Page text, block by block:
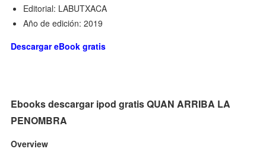
Editorial: LABUTXACA
Año de edición: 2019
Descargar eBook gratis
Ebooks descargar ipod gratis QUAN ARRIBA LA
PENOMBRA
Overview